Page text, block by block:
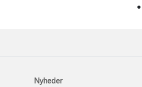
Nyheder